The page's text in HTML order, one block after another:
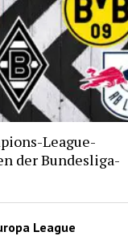
League-
der Bundesliga-
League